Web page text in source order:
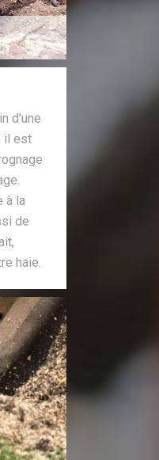
d’une
il est
à la
de
haie.